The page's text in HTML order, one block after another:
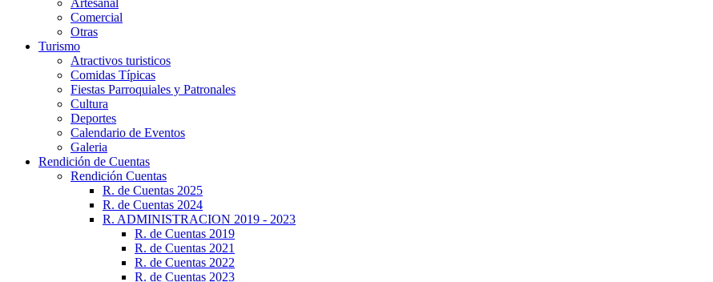
Artesanal
Comercial
Otras
Turismo
Atractivos turisticos
Comidas Típicas
Fiestas Parroquiales y Patronales
Cultura
Deportes
Calendario de Eventos
Galeria
Rendición de Cuentas
Rendición Cuentas
R. de Cuentas 2025
R. de Cuentas 2024
R. ADMINISTRACION 2019 - 2023
R. de Cuentas 2019
R. de Cuentas 2021
R. de Cuentas 2022
R. de Cuentas 2023